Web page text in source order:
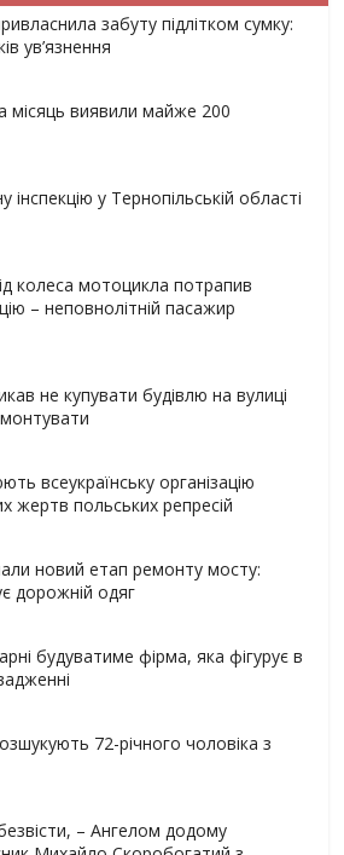
забуту підлітком сумку:
ув’язнення
місяць виявили майже 200
інспекцію у Тернопільській області
колеса мотоцикла потрапив
– неповнолітній пасажир
не купувати будівлю на вулиці
всеукраїнську організацію
жертв польських репресій
новий етап ремонту мосту:
дорожній одяг
будуватиме фірма, яка фігурує в
72-річного чоловіка з
– Ангелом додому